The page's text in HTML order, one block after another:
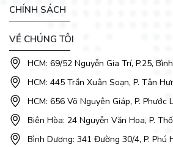
CHÍNH SÁCH
VỀ CHÚNG TÔI
HCM: 69/52 Nguyễn Gia Trí, P.25,
HCM: 445 Trần Xuân Soạn, P. Tân
HCM: 656 Võ Nguyên Giáp, P. Phước
Biên Hòa: 24 Nguyễn Văn Hoa, P.
Bình Dương: 341 Đường 30/4, P. Phú